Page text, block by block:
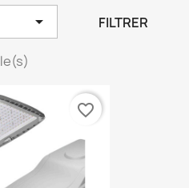
 FILTRER
favorite_border